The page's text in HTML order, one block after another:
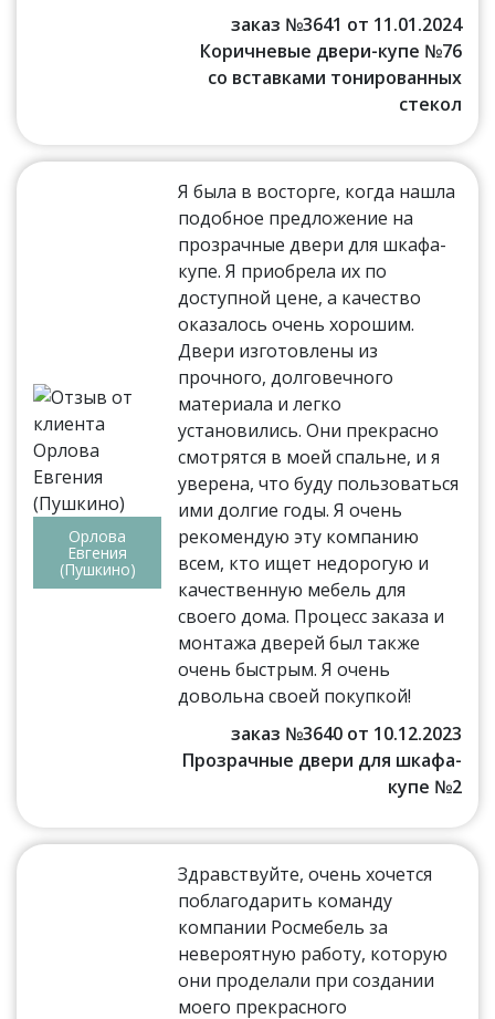
заказ №3641 от 11.01.2024
Коричневые двери-купе №76
со вставками тонированных
стекол
Орлова
Евгения
(Пушкино)
Я была в восторге, когда нашла
подобное предложение на
прозрачные двери для шкафа-
купе. Я приобрела их по
доступной цене, а качество
оказалось очень хорошим.
Двери изготовлены из
прочного, долговечного
материала и легко
установились. Они прекрасно
смотрятся в моей спальне, и я
уверена, что буду пользоваться
ими долгие годы. Я очень
рекомендую эту компанию
всем, кто ищет недорогую и
качественную мебель для
своего дома. Процесс заказа и
монтажа дверей был также
очень быстрым. Я очень
довольна своей покупкой!
заказ №3640 от 10.12.2023
Прозрачные двери для шкафа-
купе №2
Здравствуйте, очень хочется
поблагодарить команду
компании Росмебель за
невероятную работу, которую
они проделали при создании
моего прекрасного